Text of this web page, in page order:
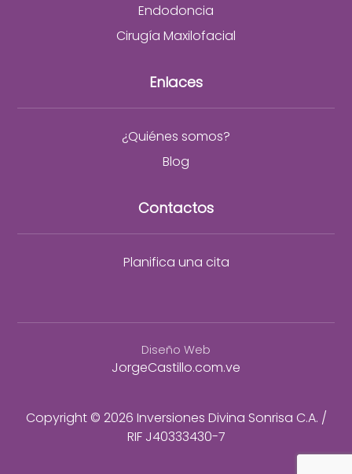
Endodoncia
Cirugía Maxilofacial
Enlaces
¿Quiénes somos?
Blog
Contactos
Planifica una cita
Diseño Web
JorgeCastillo.com.ve
Copyright © 2026 Inversiones Divina Sonrisa C.A. /
RIF J40333430-7